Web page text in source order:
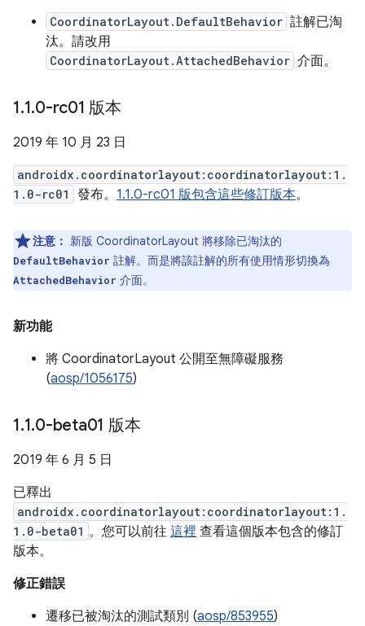
CoordinatorLayout.DefaultBehavior 註解已淘
汰。請改用
CoordinatorLayout.AttachedBehavior 介面。
1.1.0-rc01 版本
2019 年 10 月 23 日
androidx.coordinatorlayout:coordinatorlayout:1.
1.0-rc01
發布。 1.1.0-rc01 版包含這些修訂版本。
注意： 新版 CoordinatorLayout 將移除已淘汰的
DefaultBehavior 註解。而是將該註解的所有使用情形切換為
AttachedBehavior 介面。
新功能
將 CoordinatorLayout 公開至無障礙服務
(aosp/1056175)
1.1.0-beta01 版本
2019 年 6 月 5 日
已釋出
androidx.coordinatorlayout:coordinatorlayout:1.
1.0-beta01 。您可以前往 這裡 查看這個版本包含的修訂
版本。
修正錯誤
遷移已被淘汰的測試類別 (aosp/853955)